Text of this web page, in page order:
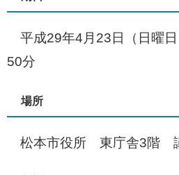
平成29年4月23日（日曜
50分
場所
松本市役所 東庁舎3階